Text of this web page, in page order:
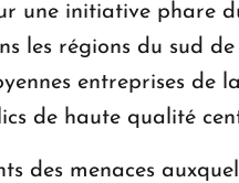
une initiative phare
les régions du sud
entreprises de
de haute qualité
des menaces